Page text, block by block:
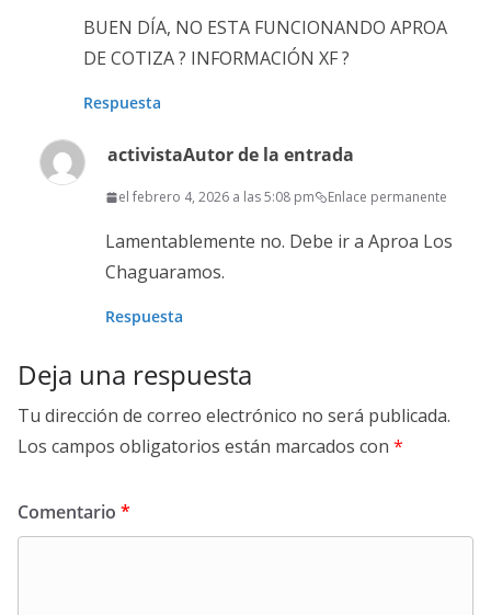
BUEN DÍA, NO ESTA FUNCIONANDO APROA
DE COTIZA ? INFORMACIÓN XF ?
Respuesta
activistaAutor de la entrada
el febrero 4, 2026 a las 5:08 pm Enlace permanente
Lamentablemente no. Debe ir a Aproa Los
Chaguaramos.
Respuesta
Deja una respuesta
Tu dirección de correo electrónico no será publicada.
Los campos obligatorios están marcados con *
Comentario *